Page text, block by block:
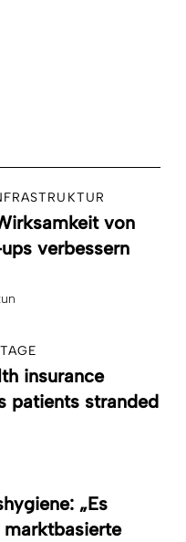
von
verbessern
insurance
patients stranded
„Es